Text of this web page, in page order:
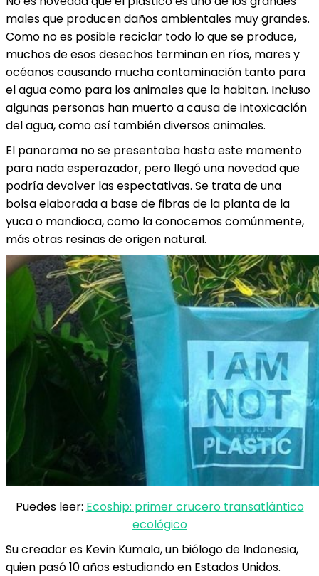
males que producen daños ambientales muy grandes.
Como no es posible reciclar todo lo que se produce,
muchos de esos desechos terminan en ríos, mares y
océanos causando mucha contaminación tanto para
el agua como para los animales que la habitan. Incluso
algunas personas han muerto a causa de intoxicación
del agua, como así también diversos animales.
El panorama no se presentaba hasta este momento
para nada esperazador, pero llegó una novedad que
podría devolver las espectativas. Se trata de una
bolsa elaborada a base de fibras de la planta de la
yuca o mandioca, como la conocemos comúnmente,
más otras resinas de origen natural.
Puedes leer: Ecoship: primer crucero transatlántico
ecológico
Su creador es Kevin Kumala, un biólogo de Indonesia,
quien pasó 10 años estudiando en Estados Unidos.